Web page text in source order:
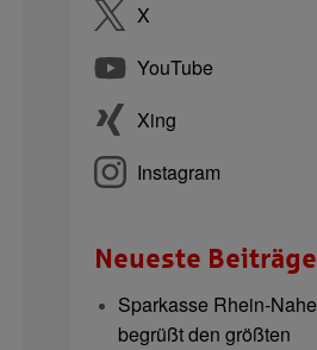
X
YouTube
Xing
Instagram
Neueste Beiträge
Sparkasse Rhein-Nahe
begrüßt den größten